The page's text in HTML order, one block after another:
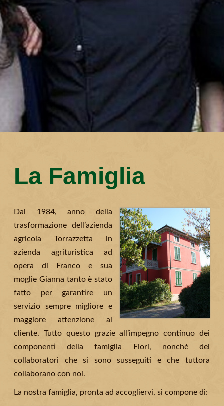
La Famiglia
Dal 1984, anno della
trasformazione dell’azienda
agricola Torrazzetta in
azienda agrituristica ad
opera di Franco e sua
moglie Gianna tanto è stato
fatto per garantire un
servizio sempre migliore e
maggiore attenzione al
cliente. Tutto questo grazie all’impegno continuo dei
componenti della famiglia Fiori, nonché dei
collaboratori che si sono susseguiti e che tuttora
collaborano con noi.
La nostra famiglia, pronta ad accogliervi, si compone di: